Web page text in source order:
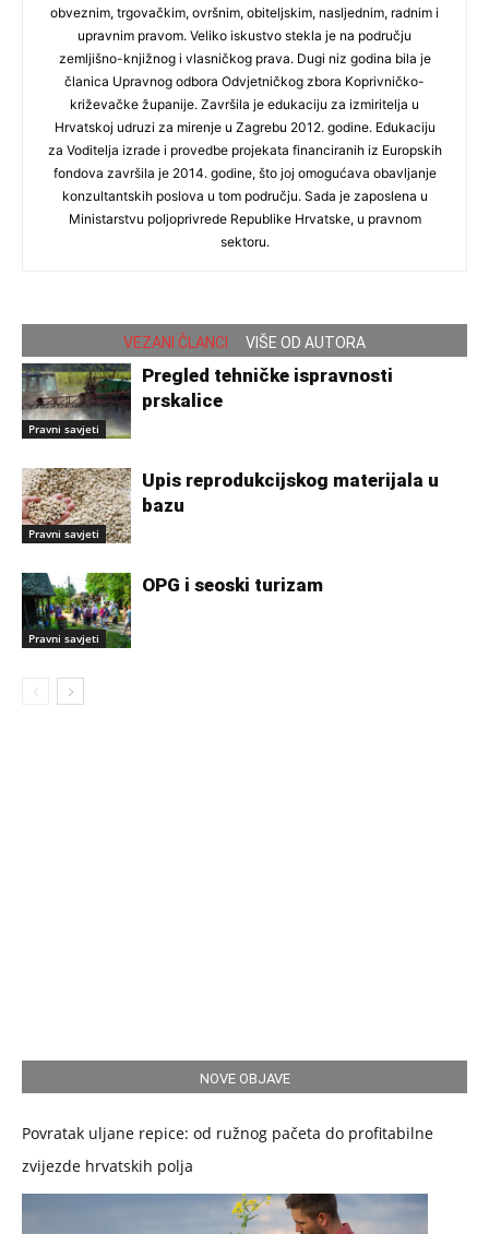
obveznim, trgovačkim, ovršnim, obiteljskim, nasljednim, radnim i
upravnim pravom. Veliko iskustvo stekla je na području
zemljišno-knjižnog i vlasničkog prava. Dugi niz godina bila je
članica Upravnog odbora Odvjetničkog zbora Koprivničko-
križevačke županije. Završila je edukaciju za izmiritelja u
Hrvatskoj udruzi za mirenje u Zagrebu 2012. godine. Edukaciju
za Voditelja izrade i provedbe projekata financiranih iz Europskih
fondova završila je 2014. godine, što joj omogućava obavljanje
konzultantskih poslova u tom području. Sada je zaposlena u
Ministarstvu poljoprivrede Republike Hrvatske, u pravnom
sektoru.
VEZANI ČLANCI VIŠE OD AUTORA
Pravni savjeti
Pregled tehničke ispravnosti
prskalice
Pravni savjeti
Upis reprodukcijskog materijala u
bazu
Pravni savjeti
OPG i seoski turizam
NOVE OBJAVE
Povratak uljane repice: od ružnog pačeta do profitabilne
zvijezde hrvatskih polja